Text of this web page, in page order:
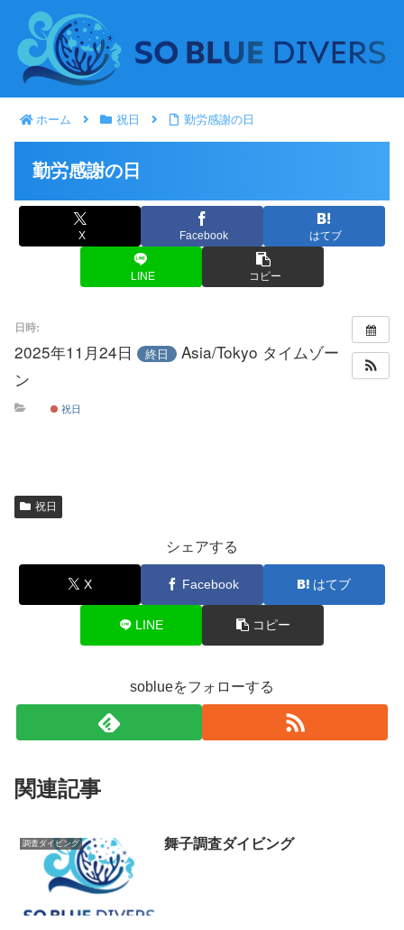
ホーム 祝日 勤労感謝の日
勤労感謝の日
X Facebook はてブ
LINE コピー
日時:
2025年11月24日 終日
Asia/Tokyo タイムゾー
ン
祝日
祝日
シェアする
X Facebook はてブ
LINE コピー
soblueをフォローする
関連記事
調査ダイビング 舞子調査ダイビング